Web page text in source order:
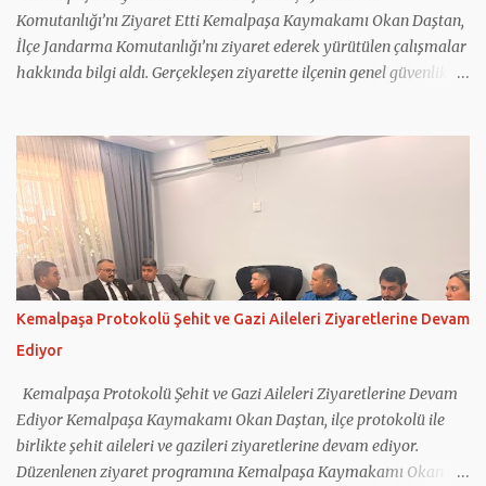
Komutanlığı’nı Ziyaret Etti Kemalpaşa Kaymakamı Okan Daştan,
İlçe Jandarma Komutanlığı’nı ziyaret ederek yürütülen çalışmalar
hakkında bilgi aldı. Gerçekleşen ziyarette ilçenin genel güvenlik
Mehmet Önder Ortoğlu, İlçe Jandarma Komutanlığı’nın
faaliyetleri hakkında Kaymakam Daştan’a bilgi verdi. Jandarma
personeliyle de bir araya gelen Kaymakam Okan Daştan,
vatandaşların huzur ve güvenliği için gece gündüz fedakârca
görev yapan tüm personele teşekkür ederek çalışmalarında
başarılar diledi.
Kemalpaşa Protokolü Şehit ve Gazi Aileleri Ziyaretlerine Devam
Ediyor
Kemalpaşa Protokolü Şehit ve Gazi Aileleri Ziyaretlerine Devam
Ediyor Kemalpaşa Kaymakamı Okan Daştan, ilçe protokolü ile
birlikte şehit aileleri ve gazileri ziyaretlerine devam ediyor.
Düzenlenen ziyaret programına Kemalpaşa Kaymakamı Okan